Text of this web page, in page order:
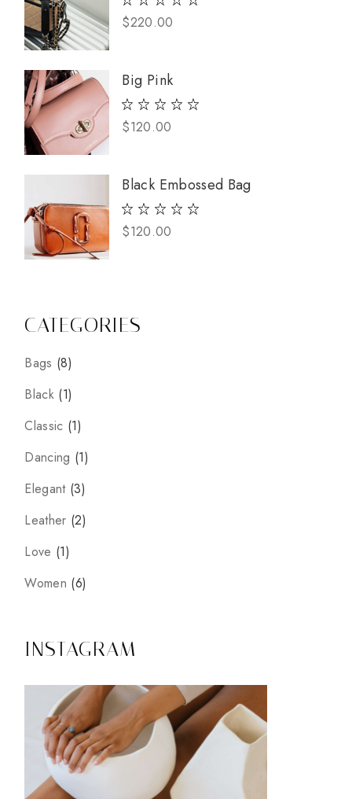
$220.00
Big Pink
$120.00
Black Embossed Bag
$120.00
CATEGORIES
Bags 8
8
prodotti
Black 1
1
prodotto
Classic 1
1
prodotto
Dancing 1
1
prodotto
Elegant 3
3
prodotti
Leather 2
2
prodotti
Love 1
1
prodotto
Women 6
6
prodotti
INSTAGRAM